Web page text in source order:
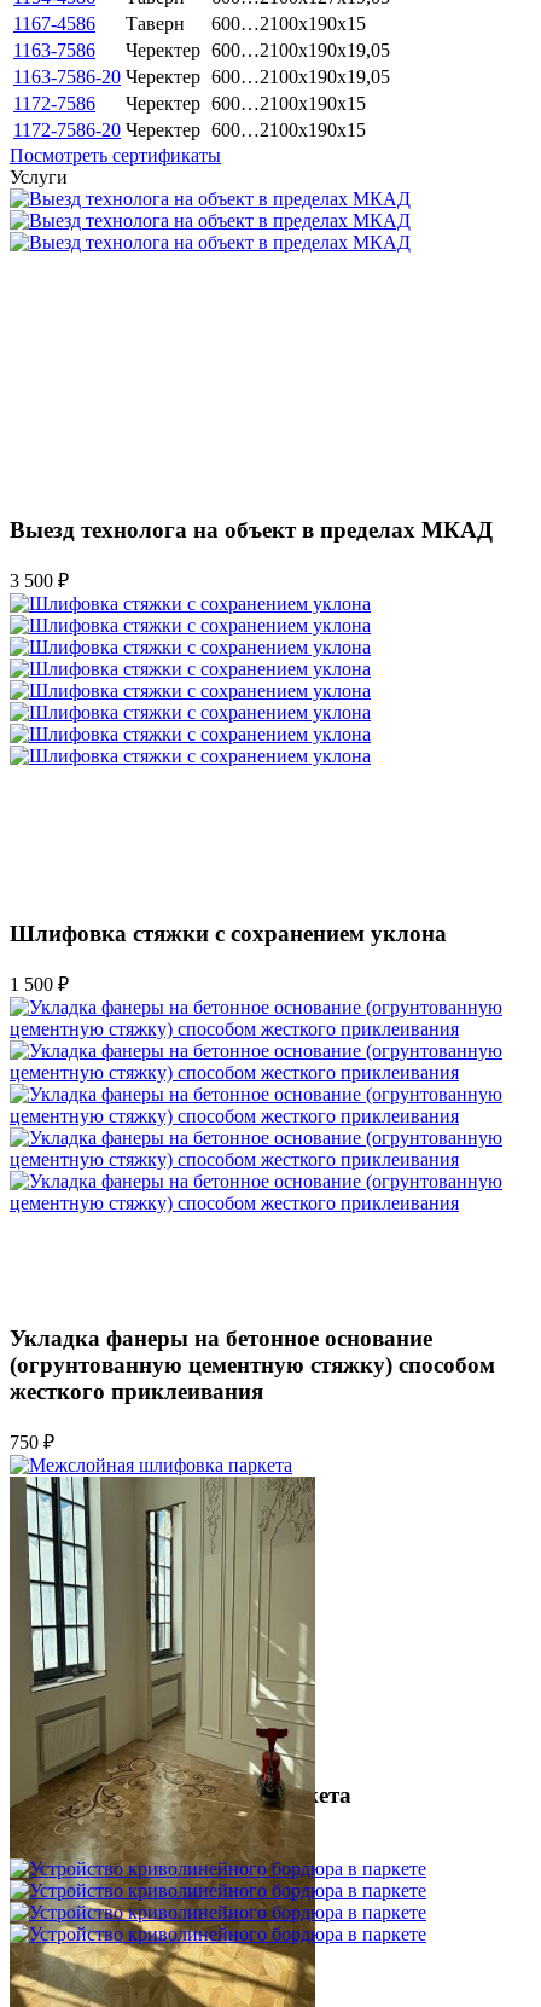
1167-4586
Таверн
600…2100x190x15
1163-7586
Черектер 600…2100x190x19,05
1163-7586-20 Черектер 600…2100x190x19,05
1172-7586
Черектер 600…2100x190x15
1172-7586-20 Черектер 600…2100x190x15
Посмотреть сертификаты
Услуги
Выезд технолога на объект в пределах МКАД
3 500 ₽
Шлифовка стяжки с сохранением уклона
1 500 ₽
Укладка фанеры на бетонное основание
(огрунтованную цементную стяжку) способом
жесткого приклеивания
750 ₽
Межслойная шлифовка паркета
1 200 ₽